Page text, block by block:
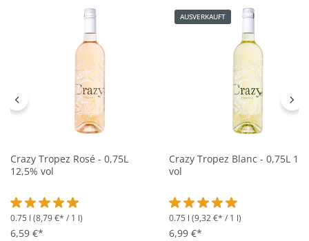
Crazy Tropez Rosé - 0,75L
12,5% vol
Durchschnittliche Bewertung von 5 von 5 Sternen
0.75 l (8,79 €* / 1 l)
6,59 €*
AUSVERKAUFT
Crazy Tropez Blanc - 0,75L
vol
Durchschnittliche
0.75 l (9,32 €* / 1 l)
6,99 €*